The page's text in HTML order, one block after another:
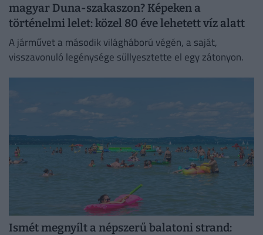
magyar Duna-szakaszon? Képeken a
történelmi lelet: közel 80 éve lehetett víz alatt
A járművet a második világháború végén, a saját,
visszavonuló legénysége süllyesztette el egy zátonyon.
Ismét megnyílt a népszerű balatoni strand: